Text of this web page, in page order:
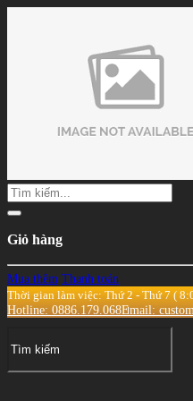
Giỏ hàng
Mua thêm Thanh toán
Thời gian làm việc: Thứ 2 - Thứ 7 (
Hotline: 0886.179.068Email: